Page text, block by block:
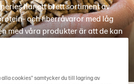
har ett brett sortiment av
och fiberråvaror med låg
med våra produkter är att de kan
cookies" samtycker du till lagring av